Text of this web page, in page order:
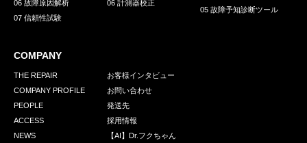
06 故障原因解析
07 信頼性試験
06 計測器校正
05 故障予知診断ツール
COMPANY
THE REPAIR
COMPANY PROFILE
PEOPLE
ACCESS
NEWS
お客様インタビュー
お問い合わせ
発送先
採用情報
【AI】Dr.フクちゃん